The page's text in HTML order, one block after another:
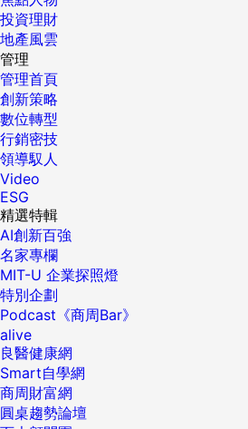
投資理財
地產風雲
管理
管理首頁
創新策略
數位轉型
行銷密技
領導馭人
Video
ESG
精選特輯
AI創新百強
名家專欄
MIT-U 企業探照燈
特別企劃
Podcast《商周Bar》
alive
良醫健康網
Smart自學網
商周財富網
圓桌趨勢論壇